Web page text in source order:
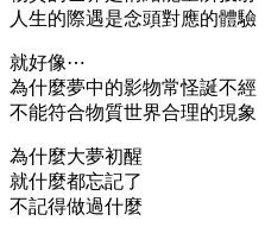
人生的際遇是念頭對應的體驗
就好像⋯
為什麼夢中的影物常怪誕不經
不能符合物質世界合理的現象
為什麼大夢初醒
就什麼都忘記了
不記得做過什麼